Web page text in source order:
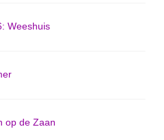
Weeshuis
op de Zaan